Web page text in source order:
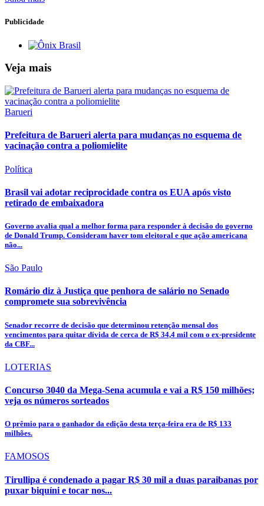
Publicidade
Veja mais
Barueri
Prefeitura de Barueri alerta para mudanças no esquema de
vacinação contra a poliomielite
Política
Brasil vai adotar reciprocidade contra os EUA após visto
retirado de embaixadora
Governo avalia qual a melhor forma para responder à decisão do governo
de Donald Trump. Consideram haver tom eleitoral e que ação americana
não...
São Paulo
Romário diz à Justiça que penhora de salário no Senado
compromete sua sobrevivência
Senador recorre de decisão que determinou retenção mensal dos
vencimentos para quitar dívida de cerca de R$ 34,4 mil com o ex-presidente
da CBF...
LOTERIAS
Concurso 3040 da Mega-Sena acumula e vai a R$ 150 milhões;
veja os números sorteados
O prêmio para o ganhador da edição desta terça-feira era de R$ 133
milhões.
FAMOSOS
Tirullipa é condenado a pagar R$ 30 mil a duas paraibanas por
puxar biquíni e tocar nos...